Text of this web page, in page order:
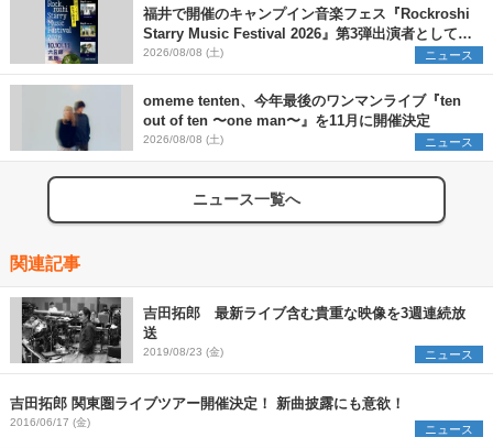
福井で開催のキャンプイン音楽フェス『Rockroshi
Starry Music Festival 2026』第3弾出演者として
SCOOBIE DO、かりゆし58、Reiを発表
2026/08/08 (土) ニュース
omeme tenten、今年最後のワンマンライブ『ten
out of ten 〜one man〜』を11月に開催決定
2026/08/08 (土) ニュース
ニュース一覧へ
関連記事
吉田拓郎 最新ライブ含む貴重な映像を3週連続放
送
2019/08/23 (金) ニュース
吉田拓郎 関東圏ライブツアー開催決定！ 新曲披露にも意欲！
2016/06/17 (金) ニュース